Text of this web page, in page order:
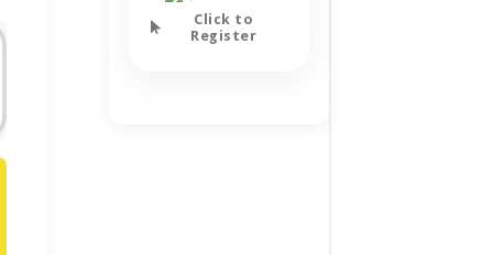
Click to
Register